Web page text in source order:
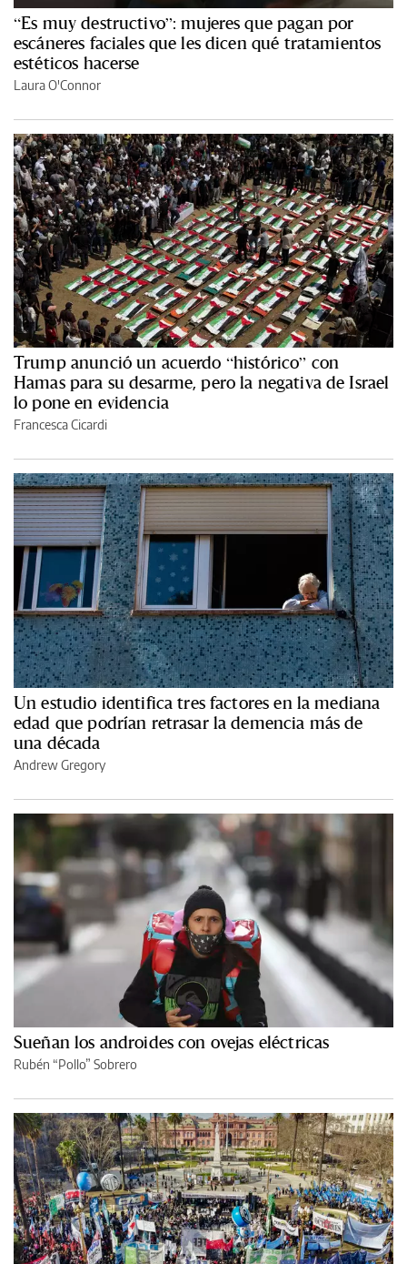
“Es muy destructivo”: mujeres que pagan por
escáneres faciales que les dicen qué tratamientos
estéticos hacerse
Laura O'Connor
Trump anunció un acuerdo “histórico” con
Hamas para su desarme, pero la negativa de Israel
lo pone en evidencia
Francesca Cicardi
Un estudio identifica tres factores en la mediana
edad que podrían retrasar la demencia más de
una década
Andrew Gregory
Sueñan los androides con ovejas eléctricas
Rubén “Pollo” Sobrero